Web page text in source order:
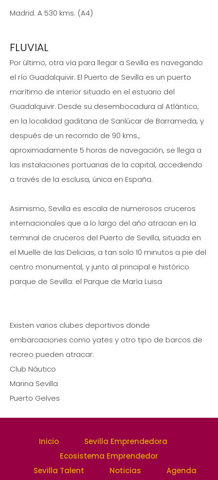
Madrid: A 530 kms. (A4)
FLUVIAL
Por último, otra vía para llegar a Sevilla es navegando
el río Guadalquivir. El Puerto de Sevilla es un puerto
marítimo de interior situado en el estuario del
Guadalquivir. Desde su desembocadura al Atlántico,
en la localidad gaditana de Sanlúcar de Barrameda, y
después de un recorrido de 90 kms.,
aproximadamente 5 horas de navegación, se llega a
las instalaciones portuarias de la capital, accediendo
a través de la esclusa, única en España.
Asimismo, Sevilla es escala de numerosos cruceros
internacionales que a lo largo del año atracan en la
terminal de cruceros del Puerto de Sevilla, situada en
el Muelle de las Delicias, a tan solo 10 minutos a pie del
centro monumental, y junto al principal e histórico
parque de Sevilla: el Parque de María Luisa
Existen varios clubes deportivos donde
embarcaciones como yates y otro tipo de barcos de
recreo pueden atracar:
Club Náutico
Marina Sevilla
Puerto Gelves
Inicio
Sevilla Emprendedora
Ecosistema Emprendedor
Sevilla Talent
Noticias Agenda